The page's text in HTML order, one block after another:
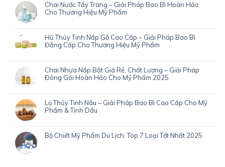
Chai Nước Tẩy Trang – Giải Pháp Bao Bì Hoàn Hảo
Cho Thương Hiệu Mỹ Phẩm
Hũ Thủy Tinh Nắp Gỗ Cao Cấp – Giải Pháp Bao Bì
Đẳng Cấp Cho Thương Hiệu Mỹ Phẩm
Chai Nhựa Nắp Bật Giá Rẻ, Chất Lượng – Giải Pháp
Đóng Gói Hoàn Hảo Cho Mỹ Phẩm 2025
Lọ Thủy Tinh Nâu – Giải Pháp Bao Bì Cao Cấp Cho Mỹ
Phẩm & Tinh Dầu
Bộ Chiết Mỹ Phẩm Du Lịch: Top 7 Loại Tốt Nhất 2025